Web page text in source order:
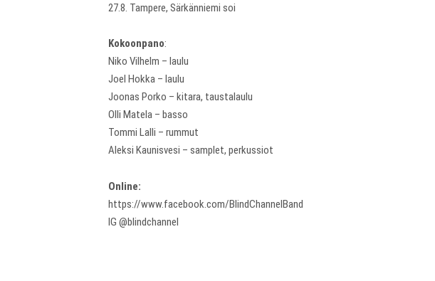
27.8. Tampere, Särkänniemi soi
Kokoonpano:
Niko Vilhelm – laulu
Joel Hokka – laulu
Joonas Porko – kitara, taustalaulu
Olli Matela – basso
Tommi Lalli – rummut
Aleksi Kaunisvesi – samplet, perkussiot
Online:
https://www.facebook.com/BlindChannelBand
IG @blindchannel